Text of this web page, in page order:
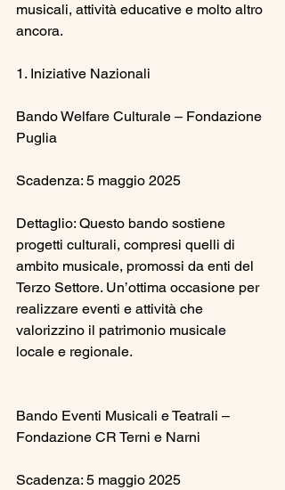
musicali, attività educative e molto altro
ancora.
1. Iniziative Nazionali
Bando Welfare Culturale – Fondazione
Puglia
Scadenza: 5 maggio 2025
Dettaglio: Questo bando sostiene
progetti culturali, compresi quelli di
ambito musicale, promossi da enti del
Terzo Settore. Un’ottima occasione per
realizzare eventi e attività che
valorizzino il patrimonio musicale
locale e regionale.
Bando Eventi Musicali e Teatrali –
Fondazione CR Terni e Narni
Scadenza: 5 maggio 2025